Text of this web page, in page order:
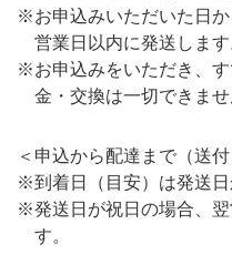
※お申込みいただいた日
営業日以内に発送します
※お申込みをいただき、
金・交換は一切できませ
＜申込から配達まで（送
※到着日（目安）は発送日
※発送日が祝日の場合、
す。